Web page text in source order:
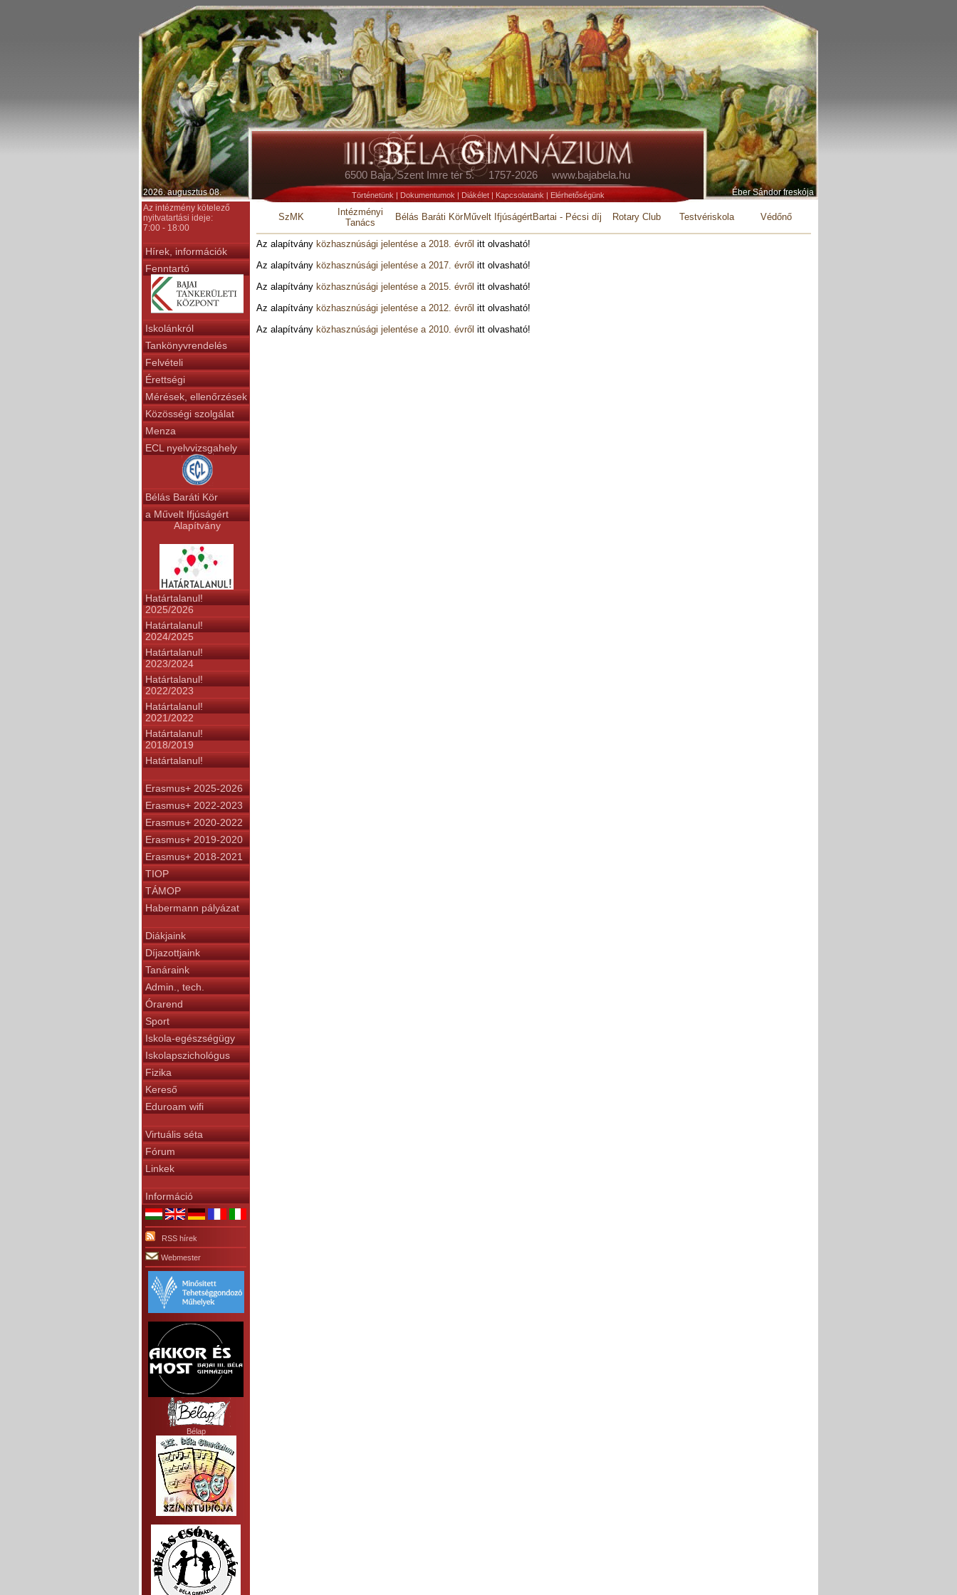
2026. augusztus 08.
6500 Baja, Szent Imre tér 5. 1757-2026 www.bajabela.hu
Éber Sándor freskója
Történetünk | Dokumentumok | Diákélet | Kapcsolataink | Elérhetőségünk
Az intézmény kötelező
nyitvatartási ideje:
7:00 - 18:00
Hírek, információk
Fenntartó
Iskolánkról
Tankönyvrendelés
Felvételi
Érettségi
Mérések, ellenőrzések
Közösségi szolgálat
Menza
ECL nyelvvizsgahely
Bélás Baráti Kör
a Művelt Ifjúságért
Alapítvány
Határtalanul!
2025/2026
Határtalanul!
2024/2025
Határtalanul!
2023/2024
Határtalanul!
2022/2023
Határtalanul!
2021/2022
Határtalanul!
2018/2019
Határtalanul!
Erasmus+ 2025-2026
Erasmus+ 2022-2023
Erasmus+ 2020-2022
Erasmus+ 2019-2020
Erasmus+ 2018-2021
TIOP
TÁMOP
Habermann pályázat
Diákjaink
Díjazottjaink
Tanáraink
Admin., tech.
Órarend
Sport
Iskola-egészségügy
Iskolapszichológus
Fizika
Kereső
Eduroam wifi
Virtuális séta
Fórum
Linkek
Információ
RSS hírek
Webmester
Bélap
SzMK
Intézményi
Tanács
Bélás Baráti Kör Művelt IfjúságértBartai - Pécsi díj Rotary Club Testvériskola Védőnő
Az alapítvány közhasznúsági jelentése a 2018. évről itt olvasható!
Az alapítvány közhasznúsági jelentése a 2017. évről itt olvasható!
Az alapítvány közhasznúsági jelentése a 2015. évről itt olvasható!
Az alapítvány közhasznúsági jelentése a 2012. évről itt olvasható!
Az alapítvány közhasznúsági jelentése a 2010. évről itt olvasható!